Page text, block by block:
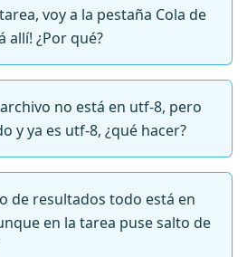
voy a la pestaña Cola de
allí! ¿Por qué?
no está en utf-8, pero
y ya es utf-8, ¿qué hacer?
de resultados todo está en
en la tarea puse salto de